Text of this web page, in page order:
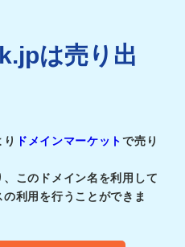
は売り出
ドメインマーケットで売り
このドメイン名を利用して
利用を行うことができま